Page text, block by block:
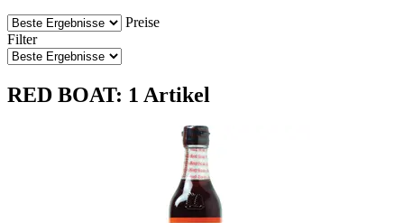
Preise
Filter
RED BOAT: 1 Artikel